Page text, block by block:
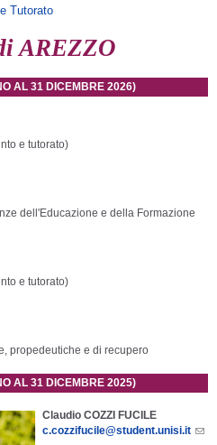
Tutorato
AREZZO
AL 31 DICEMBRE 2026)
e tutorato)
dell'Educazione e della Formazione
e tutorato)
propedeutiche e di recupero
AL 31 DICEMBRE 2025)
Claudio COZZI FUCILE
c.cozzifucile@student.unisi.it